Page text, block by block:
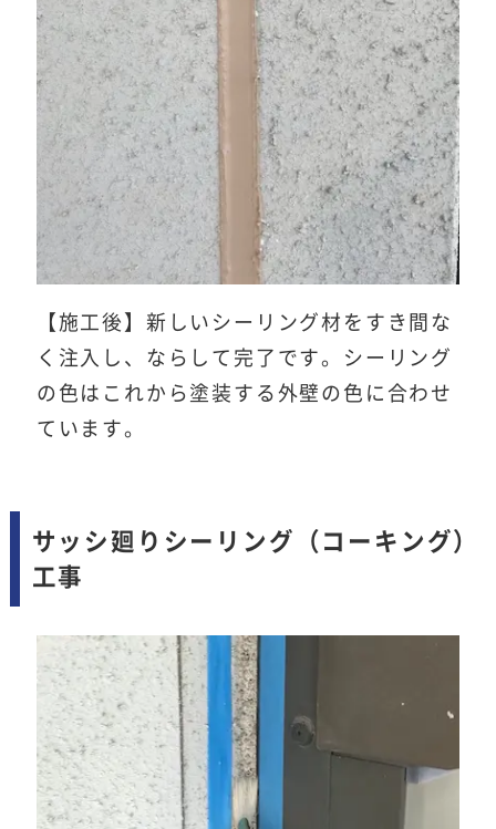
【施工後】新しいシーリング材をすき間な
く注入し、ならして完了です。シーリング
の色はこれから塗装する外壁の色に合わせ
ています。
サッシ廻りシーリング（コーキング）
工事